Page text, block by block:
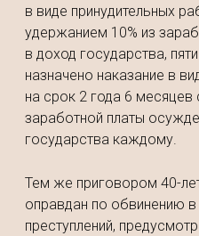
в виде принудительных
удержанием 10% из
в доход государства,
назначено наказание в
на срок 2 года 6
заработной платы
государства каждому.
Тем же приговором 40-
оправдан по обвинению
преступлений,